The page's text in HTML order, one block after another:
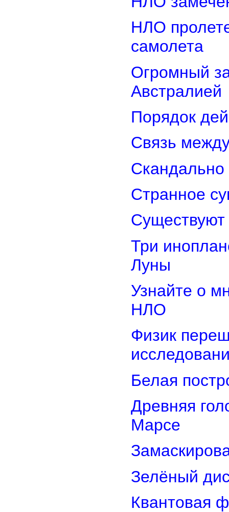
НЛО
самолета
Огромный
Австралией
Порядок
Связь
Странное
Три
Луны
Узнайте о
НЛО
Физик
Белая
Древняя
Марсе
Зелёный
Квантовая